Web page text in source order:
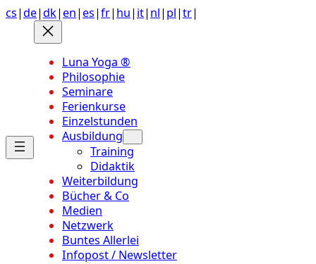
Anchor
Zum
Inhalt
springen
cs|de|dk| en| es|fr| hu| it| nl| pl|tr|
Luna Yoga ®
Philosophie
Seminare
Ferienkurse
Einzelstunden
Ausbildung
Training
Didaktik
Weiterbildung
Bücher & Co
Medien
Netzwerk
Buntes Allerlei
Infopost / Newsletter